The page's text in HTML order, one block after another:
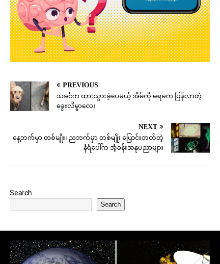
PREVIOUS
သခင်က ထားသွားခဲ့ပေမယ့် အိမ်ကို မရမက ပြန်လာတဲ့
ခွေးလိမ္မာလေး
NEXT
နေ့ဘက်မှာ တစ်မျိုး၊ ညဘက်မှာ တစ်မျိုး ပြောင်းတတ်တဲ့
နံရံပေါ်က အံ့ခန်းအနုပညာများ
Search
Search